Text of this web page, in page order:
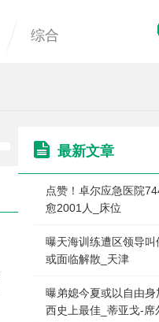
综合
最新文章
点赞！卓尔应急医院
愈2001人_床位
曝天海训练遭区领导
或面临解散_天津
曝弟媳今夏或以自由
西史上最佳_蒂亚戈-席